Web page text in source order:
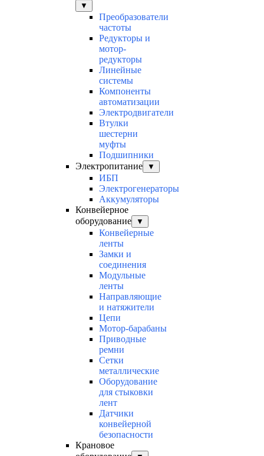
▼
Преобразователи
частоты
Редукторы и
мотор-
редукторы
Линейные
системы
Компоненты
автоматизации
Электродвигатели
Втулки
шестерни
муфты
Подшипники
Электропитание
▼
ИБП
Электрогенераторы
Аккумуляторы
Конвейерное
оборудование
▼
Конвейерные
ленты
Замки и
соединения
Модульные
ленты
Направляющие
и натяжители
Цепи
Мотор-барабаны
Приводные
ремни
Сетки
металлические
Оборудование
для стыковки
лент
Датчики
конвейерной
безопасности
Крановое